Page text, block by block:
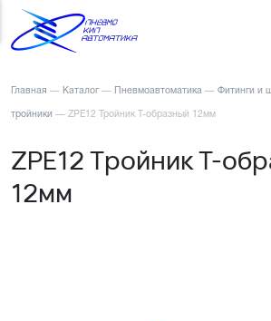
Главная — Каталог — Пневмоавтоматика — Фитинги и
тройники — ZPE12 Тройник Т-образный 12мм
ZPE12 Тройник Т-
12мм